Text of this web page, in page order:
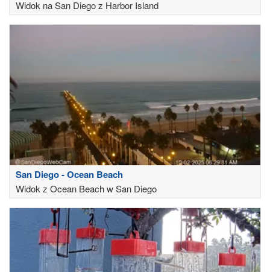
Widok na San Diego z Harbor Island
San Diego - Ocean Beach
Widok z Ocean Beach w San Diego